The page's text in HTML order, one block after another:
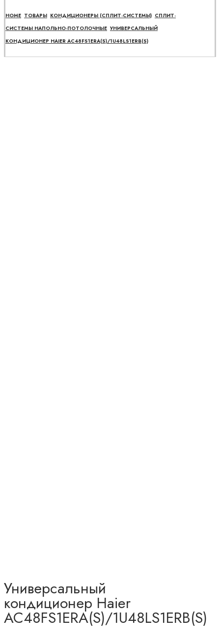
HOME ТОВАРЫ КОНДИЦИОНЕРЫ (СПЛИТ-СИСТЕМЫ) СПЛИТ-
СИСТЕМЫ НАПОЛЬНО-ПОТОЛОЧНЫЕ УНИВЕРСАЛЬНЫЙ
КОНДИЦИОНЕР HAIER AC48FS1ERA(S)/1U48LS1ERB(S)
Универсальный
кондиционер Haier
AC48FS1ERA(S)/1U48LS1ERB(S)